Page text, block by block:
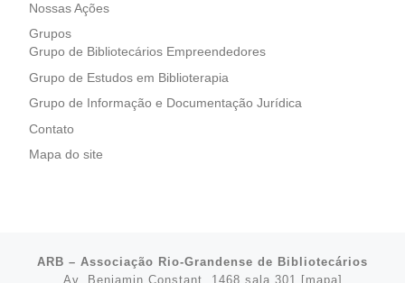
Nossas Ações
Grupos
Grupo de Bibliotecários Empreendedores
Grupo de Estudos em Biblioterapia
Grupo de Informação e Documentação Jurídica
Contato
Mapa do site
ARB – Associação Rio-Grandense de Bibliotecários
Av. Benjamin Constant, 1468 sala 301 [mapa]